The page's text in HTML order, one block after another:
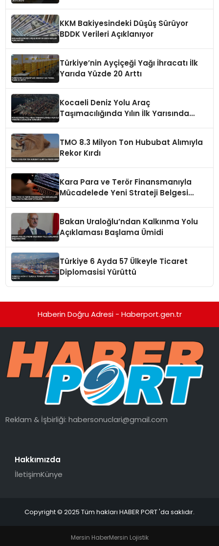
KKM Bakiyesindeki Düşüş Sürüyor
BDDK Verileri Açıklanıyor
Türkiye’nin Ayçiçeği Yağı İhracatı İlk
Yarıda Yüzde 20 Arttı
Kocaeli Deniz Yolu Araç
Taşımacılığında Yılın İlk Yarısında
TMO 8.3 Milyon Ton Hububat Alımıyla
Rekor Kırdı
Kara Para ve Terör Finansmanıyla
Mücadelede Yeni Strateji Belgesi
Bakan Uraloğlu’ndan Kalkınma Yolu
Açıklaması Başlama Ümidi
Türkiye 6 Ayda 57 Ülkeyle Ticaret
Diplomasisi Yürüttü
Haberin Doğru Adresi - Haberport.gen.tr
Reklam & İşbirliği:habersonuclari@gmail.com
Hakkımızda
İletişimKünye
Copyright © 2025 Tüm hakları HABER PORT 'da saklıdır.
Mersin HaberMersin Lojistik